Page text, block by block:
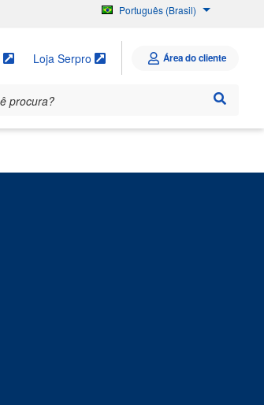
Português (Brasil)
Loja Serpro Área do cliente